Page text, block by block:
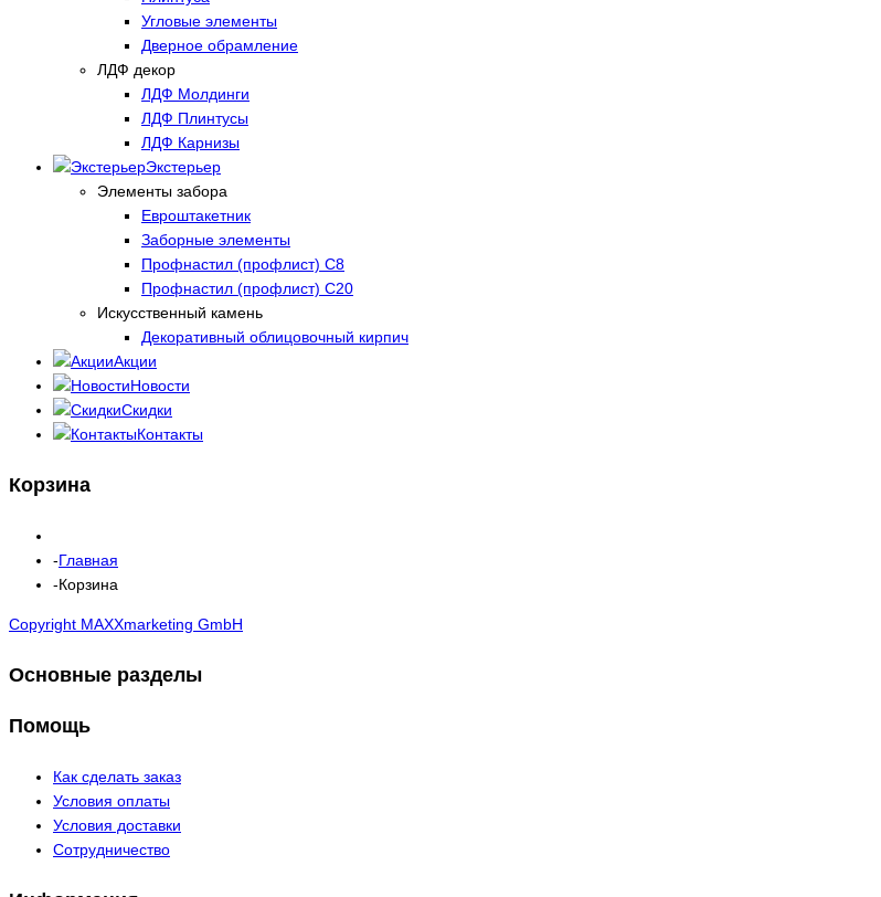
Угловые элементы
Дверное обрамление
ЛДФ декор
ЛДФ Молдинги
ЛДФ Плинтусы
ЛДФ Карнизы
Экстерьер
Элементы забора
Евроштакетник
Заборные элементы
Профнастил (профлист) С8
Профнастил (профлист) С20
Искусственный камень
Декоративный облицовочный кирпич
Акции
Новости
Скидки
Контакты
Корзина
Главная
Корзина
Copyright MAXXmarketing GmbH
Основные разделы
Помощь
Как сделать заказ
Условия оплаты
Условия доставки
Сотрудничество